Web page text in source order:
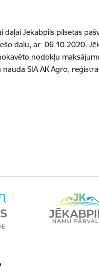
Jēkabpils pilsētas
daļu, ar 06.10.2020.
nodokļu
SIA AK Agro,